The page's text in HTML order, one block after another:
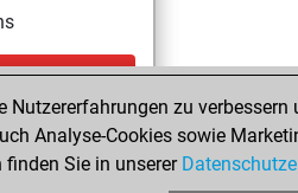
Play
zu verbessern
Analyse-Cookies sowie
finden Sie in unserer